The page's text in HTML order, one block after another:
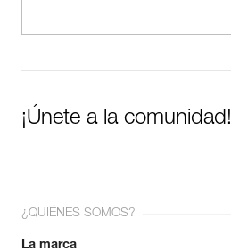
¡Únete a la comunidad!
¿QUIÉNES SOMOS?
La marca